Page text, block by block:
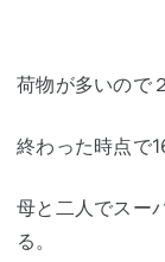
荷物が多いので
終わった時点で
母と二人でスー
る。